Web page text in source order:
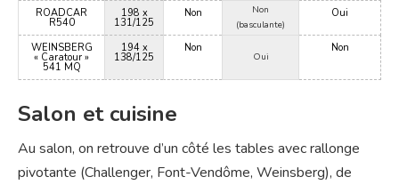
ROADCAR
R540
198 x
131/125
Non
Non
(basculante)
Oui
WEINSBERG
« Caratour »
541 MQ
194 x
138/125
Non
Oui
Non
Salon et cuisine
Au salon, on retrouve d’un côté les tables avec rallonge
pivotante (Challenger, Font-Vendôme, Weinsberg), de